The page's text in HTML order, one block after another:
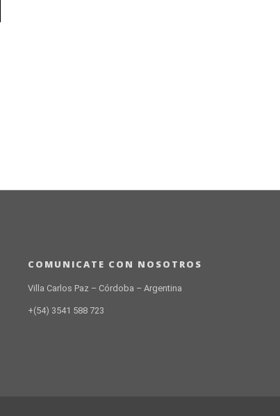
COMUNICATE CON NOSOTROS
Villa Carlos Paz – Córdoba – Argentina
+(54) 3541 588 723